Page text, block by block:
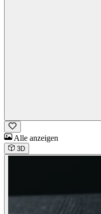
Alle anzeigen
3D